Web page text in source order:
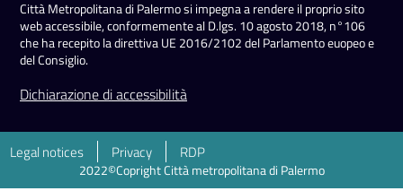
Città Metropolitana di Palermo si impegna a rendere il proprio sito
web accessibile, conformemente al D.lgs. 10 agosto 2018, n°106
che ha recepito la direttiva UE 2016/2102 del Parlamento euopeo e
del Consiglio.
Dichiarazione di accessibilità
Legal notices Privacy RDP
2022©Copright Città metropolitana di Palermo